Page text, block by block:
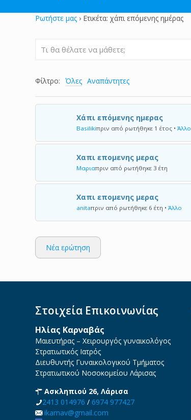
Ρωτήστε μας › Ετικέτα: χάπι επόμενης ημέρας
Φίλτρο: Όλες Αναπάντητες
Χάπι επόμενης ημερας
Basilikiπριν από ρωτήθηκε 1 έτος •Άλλο
Χαπι επομενης μερας
Μαριαπριν από ρωτήθηκε 3 έτη
Χαπι επομενης μερας
anitaπριν από ρωτήθηκε 6 έτη •Άλλο
Νέα ερώτηση
Στοιχεία Επικοινωνίας
Ηλίας Καρναβάς
Μαιευτήρας – Χειρουργός γυναικολόγος
Στρατιωτικός Ιατρός
Διευθυντής Γυναικολογικού Τμήματος
Στρατιωτικού Νοσοκομείου Λάρισας
Ασκληπιού 26, Λάρισα
2413 014976 / 6974 977427
ikarnav@gmail.com